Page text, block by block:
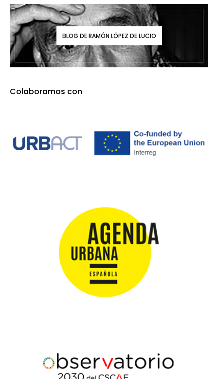
BLOG DE RAMÓN LÓPEZ DE LUCIO
Colaboramos con